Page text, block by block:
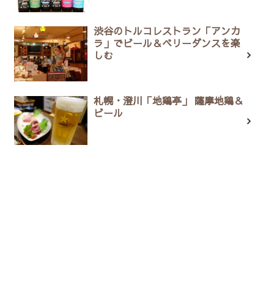
渋谷のトルコレストラン「アンカ
ラ」でビール＆ベリーダンスを楽
しむ
札幌・澄川「地鶏亭」 薩摩地鶏＆
ビール